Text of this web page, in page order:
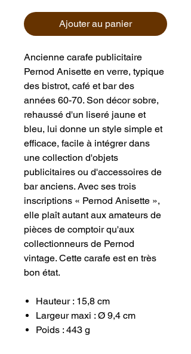
Ajouter au panier
Ancienne carafe publicitaire
Pernod Anisette en verre, typique
des bistrot, café et bar des
années 60-70. Son décor sobre,
rehaussé d'un liseré jaune et
bleu, lui donne un style simple et
efficace, facile à intégrer dans
une collection d'objets
publicitaires ou d'accessoires de
bar anciens. Avec ses trois
inscriptions « Pernod Anisette »,
elle plaît autant aux amateurs de
pièces de comptoir qu'aux
collectionneurs de Pernod
vintage. Cette carafe est en très
bon état.
Hauteur : 15,8 cm
Largeur maxi : Ø 9,4 cm
Poids : 443 g